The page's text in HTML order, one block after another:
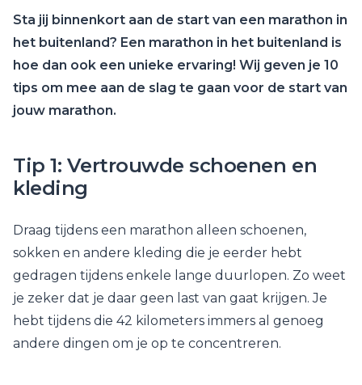
Sta jij binnenkort aan de start van een marathon in
het buitenland? Een marathon in het buitenland is
hoe dan ook een unieke ervaring! Wij geven je 10
tips om mee aan de slag te gaan voor de start van
jouw marathon.
Tip 1: Vertrouwde schoenen en
kleding
Draag tijdens een marathon alleen schoenen,
sokken en andere kleding die je eerder hebt
gedragen tijdens enkele lange duurlopen. Zo weet
je zeker dat je daar geen last van gaat krijgen. Je
hebt tijdens die 42 kilometers immers al genoeg
andere dingen om je op te concentreren.